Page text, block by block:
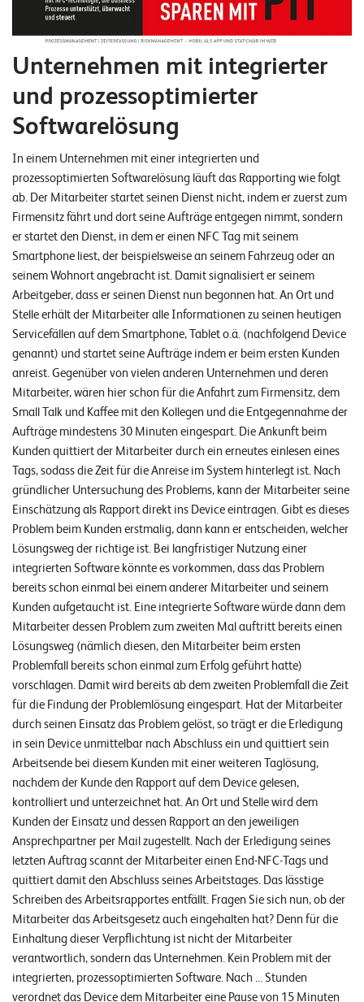
r
r
i
N
e
w
s
E
v
e
n
t
s
U
P
P
O
R
T
T
E
M
V
I
E
W
E
R
©
2
0
2
2
L
e
u
c
h
e
r
I
T
S
Unternehmen mit integrierter
und prozessoptimierter
Softwarelösung
In einem Unternehmen mit einer integrierten und
prozessoptimierten Softwarelösung läuft das Rapporting wie folgt
ab. Der Mitarbeiter startet seinen Dienst nicht, indem er zuerst zum
Firmensitz fährt und dort seine Aufträge entgegen nimmt, sondern
er startet den Dienst, in dem er einen NFC Tag mit seinem
Smartphone liest, der beispielsweise an seinem Fahrzeug oder an
seinem Wohnort angebracht ist. Damit signalisiert er seinem
Arbeitgeber, dass er seinen Dienst nun begonnen hat. An Ort und
Stelle erhält der Mitarbeiter alle Informationen zu seinen heutigen
Servicefällen auf dem Smartphone, Tablet o.ä. (nachfolgend Device
genannt) und startet seine Aufträge indem er beim ersten Kunden
anreist. Gegenüber von vielen anderen Unternehmen und deren
Mitarbeiter, wären hier schon für die Anfahrt zum Firmensitz, dem
Small Talk und Kaffee mit den Kollegen und die Entgegennahme der
Aufträge mindestens 30 Minuten eingespart. Die Ankunft beim
Kunden quittiert der Mitarbeiter durch ein erneutes einlesen eines
Tags, sodass die Zeit für die Anreise im System hinterlegt ist. Nach
gründlicher Untersuchung des Problems, kann der Mitarbeiter seine
Einschätzung als Rapport direkt ins Device eintragen. Gibt es dieses
Problem beim Kunden erstmalig, dann kann er entscheiden, welcher
Lösungsweg der richtige ist. Bei langfristiger Nutzung einer
integrierten Software könnte es vorkommen, dass das Problem
bereits schon einmal bei einem anderer Mitarbeiter und seinem
Kunden aufgetaucht ist. Eine integrierte Software würde dann dem
Mitarbeiter dessen Problem zum zweiten Mal auftritt bereits einen
Lösungsweg (nämlich diesen, den Mitarbeiter beim ersten
Problemfall bereits schon einmal zum Erfolg geführt hatte)
vorschlagen. Damit wird bereits ab dem zweiten Problemfall die Zeit
für die Findung der Problemlösung eingespart. Hat der Mitarbeiter
durch seinen Einsatz das Problem gelöst, so trägt er die Erledigung
in sein Device unmittelbar nach Abschluss ein und quittiert sein
Arbeitsende bei diesem Kunden mit einer weiteren Taglösung,
nachdem der Kunde den Rapport auf dem Device gelesen,
kontrolliert und unterzeichnet hat. An Ort und Stelle wird dem
Kunden der Einsatz und dessen Rapport an den jeweiligen
Ansprechpartner per Mail zugestellt. Nach der Erledigung seines
letzten Auftrag scannt der Mitarbeiter einen End-NFC-Tags und
quittiert damit den Abschluss seines Arbeitstages. Das lässtige
Schreiben des Arbeitsrapportes entfällt. Fragen Sie sich nun, ob der
Mitarbeiter das Arbeitsgesetz auch eingehalten hat? Denn für die
Einhaltung dieser Verpflichtung ist nicht der Mitarbeiter
verantwortlich, sondern das Unternehmen. Kein Problem mit der
integrierten, prozessoptimierten Software. Nach … Stunden
verordnet das Device dem Mitarbeiter eine Pause von 15 Minuten